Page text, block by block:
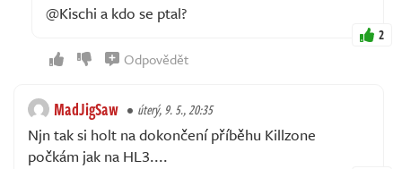
@Kischi a kdo se ptal?
2
Odpovědět
MadJigSaw úterý, 9. 5., 20:35
Njn tak si holt na dokončení příběhu Killzone
počkám jak na HL3....